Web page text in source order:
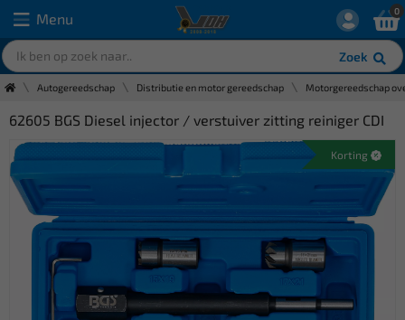
Menu
Zoek
0
Autogereedschap Distributie en motor gereedschap Motorgereedschap
62605 BGS Diesel injector / verstuiver zitting reiniger CDI
Korting